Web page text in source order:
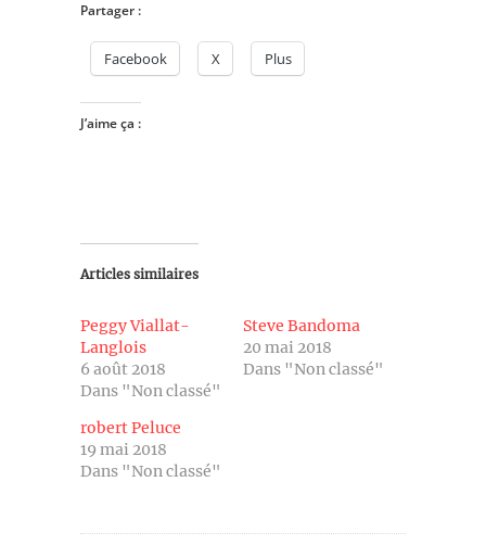
Partager :
Facebook X Plus
J’aime ça :
Articles similaires
Peggy Viallat-
Langlois
6 août 2018
Dans "Non classé"
Steve Bandoma
20 mai 2018
Dans "Non classé"
robert Peluce
19 mai 2018
Dans "Non classé"